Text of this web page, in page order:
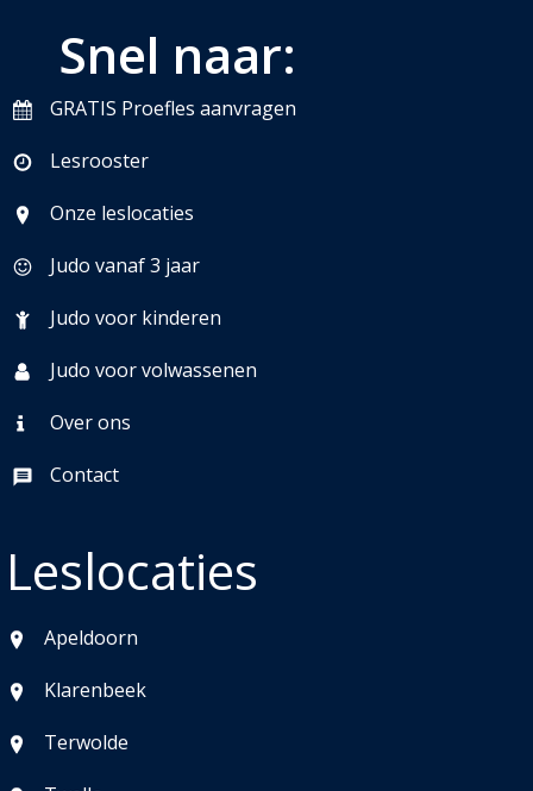
Snel naar:
GRATIS Proefles aanvragen
Lesrooster
Onze leslocaties
Judo vanaf 3 jaar
Judo voor kinderen
Judo voor volwassenen
Over ons
Contact
Leslocaties
Apeldoorn
Klarenbeek
Terwolde